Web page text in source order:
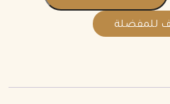
للمفضلة